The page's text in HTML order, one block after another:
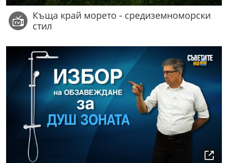
Къща край морето - средиземноморски
стил